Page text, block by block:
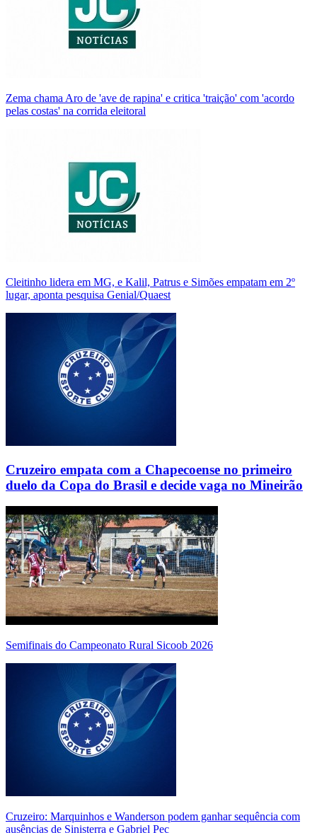
Zema chama Aro de 'ave de rapina' e critica 'traição' com 'acordo
pelas costas' na corrida eleitoral
Cleitinho lidera em MG, e Kalil, Patrus e Simões empatam em 2º
lugar, aponta pesquisa Genial/Quaest
Cruzeiro empata com a Chapecoense no primeiro
duelo da Copa do Brasil e decide vaga no Mineirão
Semifinais do Campeonato Rural Sicoob 2026
Cruzeiro: Marquinhos e Wanderson podem ganhar sequência com
ausências de Sinisterra e Gabriel Pec